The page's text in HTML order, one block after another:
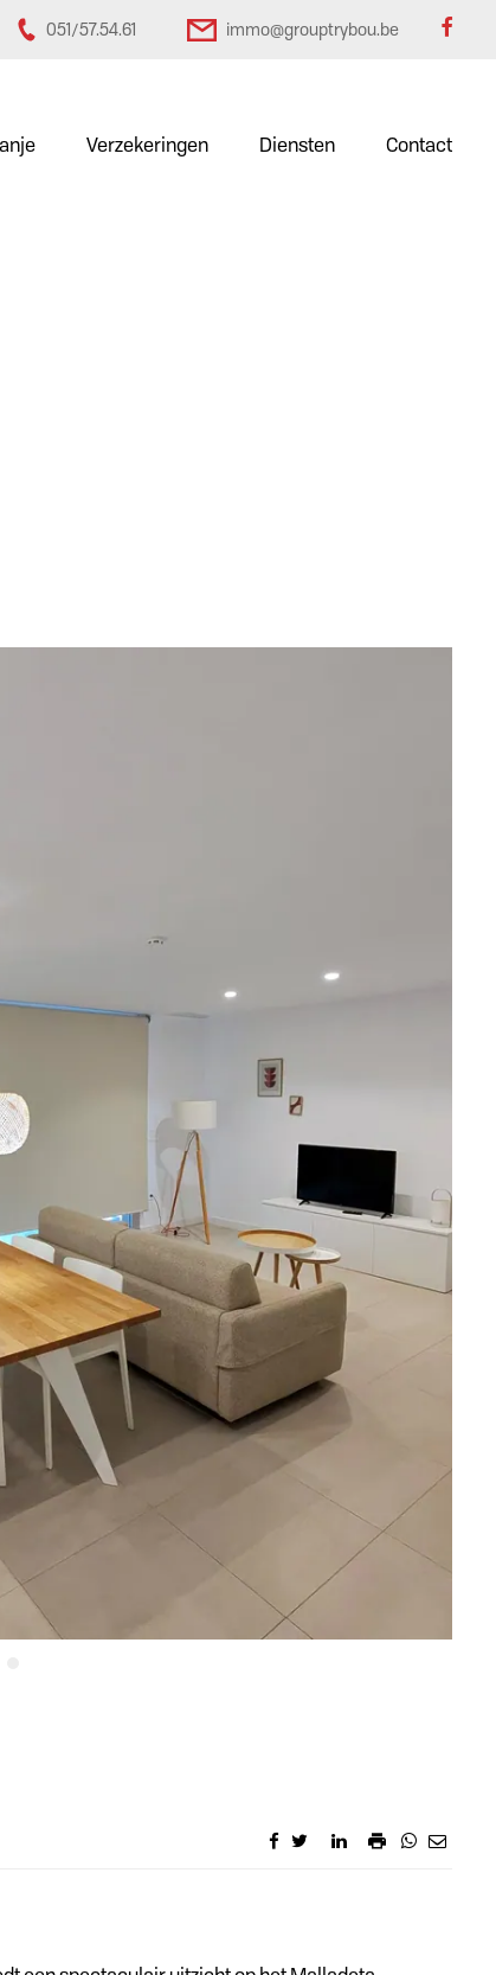
051/57.54.61 immo@grouptrybou.be
Verzekeringen Diensten Contact